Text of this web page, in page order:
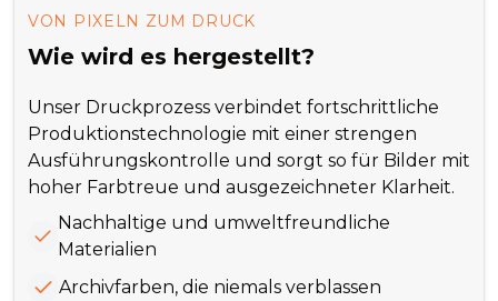
VON PIXELN ZUM DRUCK
Wie wird es hergestellt?
Unser Druckprozess verbindet fortschrittliche
Produktionstechnologie mit einer strengen
Ausführungskontrolle und sorgt so für Bilder mit
hoher Farbtreue und ausgezeichneter Klarheit.
Nachhaltige und umweltfreundliche
Materialien
Archivfarben, die niemals verblassen